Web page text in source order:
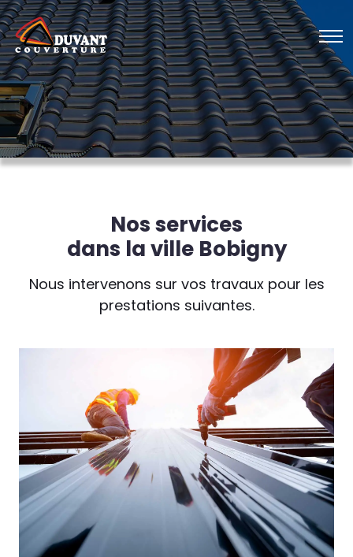
Nos services
dans la ville Bobigny
Nous intervenons sur vos travaux pour les
prestations suivantes.